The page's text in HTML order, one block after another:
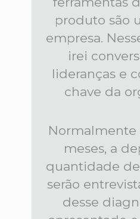
produto são
empresa.
irei
lideranças e
chave da
Normalmente
meses, a
quantidade
serão
desse